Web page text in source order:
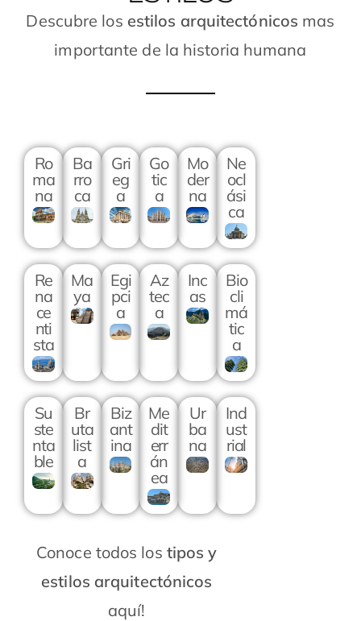
Descubre los estilos arquitectónicos mas
importante de la historia humana
Ro
ma
na
Ba
rro
ca
Gri
eg
a
Go
tic
a
Mo
der
na
Ne
ocl
ási
ca
Re
na
ce
nti
sta
Ma
ya
Egi
pci
a
Az
tec
a
Inc
as
Bio
cli
má
tic
a
Su
ste
nta
ble
Br
uta
list
a
Biz
ant
ina
Me
dit
err
án
ea
Ur
ba
na
Ind
ust
rial
Conoce todos los tipos y
estilos arquitectónicos
aquí!